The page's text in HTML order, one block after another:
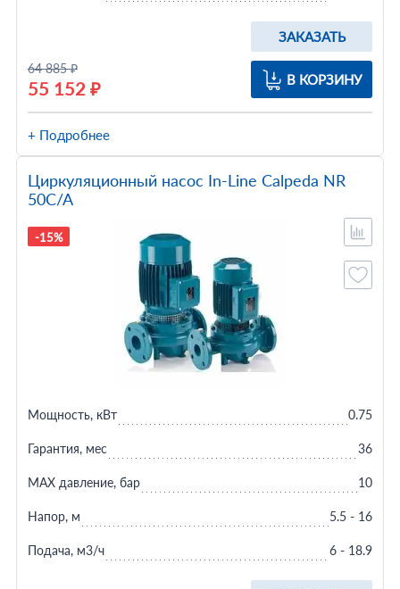
64 885 ₽
55 152 ₽
ЗАКАЗАТЬ
В КОРЗИНУ
+ Подробнее
Циркуляционный насос In-Line Calpeda NR
50C/A
-15%
Мощность, кВт 0.75
Гарантия, мес 36
MAX давление, бар 10
Напор, м 5.5 - 16
Подача, м3/ч 6 - 18.9